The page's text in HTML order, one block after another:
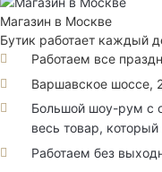
Магазин в Москве
Бутик работает каждый
Работаем все
Варшавское шоссе,
Большой шоу-рум с
весь товар, который
Работаем без